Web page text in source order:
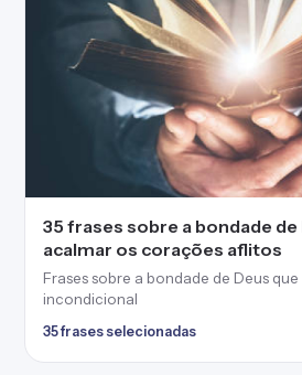
35 frases sobre a bondade de
acalmar os corações aflitos
Frases sobre a bondade de Deus
incondicional
35 frases selecionadas